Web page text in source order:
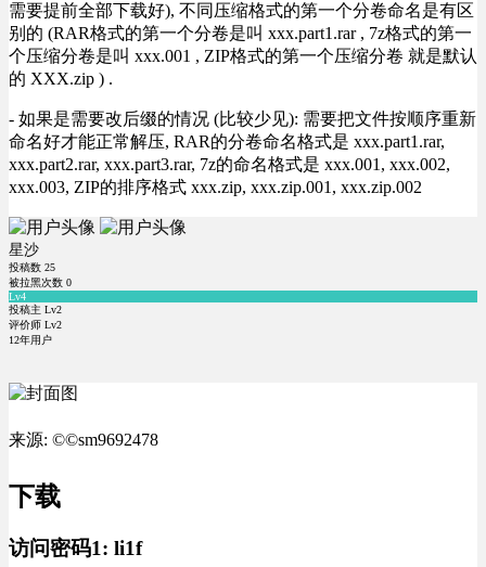
需要提前全部下载好), 不同压缩格式的第一个分卷命名是有区
别的 (RAR格式的第一个分卷是叫 xxx.part1.rar , 7z格式的第一
个压缩分卷是叫 xxx.001 , ZIP格式的第一个压缩分卷 就是默认
的 XXX.zip ) .
- 如果是需要改后缀的情况 (比较少见): 需要把文件按顺序重新
命名好才能正常解压, RAR的分卷命名格式是 xxx.part1.rar,
xxx.part2.rar, xxx.part3.rar, 7z的命名格式是 xxx.001, xxx.002,
xxx.003, ZIP的排序格式 xxx.zip, xxx.zip.001, xxx.zip.002
星沙
投稿数 25
被拉黑次数 0
Lv4
投稿主 Lv2
评价师 Lv2
12年用户
来源: ©©sm9692478
下载
访问密码1: li1f